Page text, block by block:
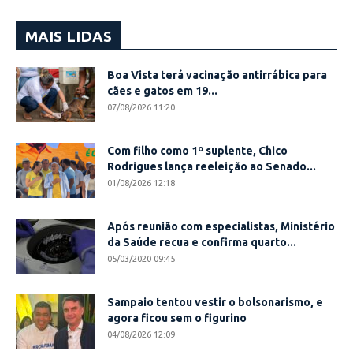
MAIS LIDAS
Boa Vista terá vacinação antirrábica para
cães e gatos em 19...
07/08/2026 11:20
Com filho como 1º suplente, Chico
Rodrigues lança reeleição ao Senado...
01/08/2026 12:18
Após reunião com especialistas, Ministério
da Saúde recua e confirma quarto...
05/03/2020 09:45
Sampaio tentou vestir o bolsonarismo, e
agora ficou sem o figurino
04/08/2026 12:09